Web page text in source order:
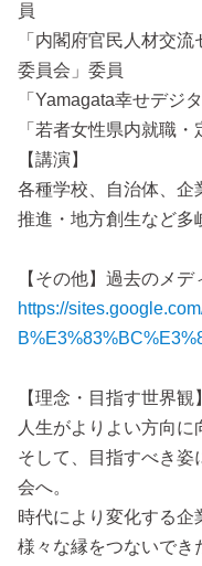
員
「内閣府官民人材交
委員会」委員
「Yamagata幸せデジ
「若者女性県内就職
【講演】
各種学校、自治体、企
推進・地方創生など多
https://
【理念・目指す世界観】
人生がよりよい方向に
そして、目指すべき姿
会へ。
時代により変化する企
様々な縁をつないでき